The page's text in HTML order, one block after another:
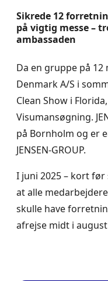
Sikrede 12
på vigtig messe –
ambassaden
Da en gruppe på 12
Denmark A/S i
Clean Show i
Visumansøgning.
på Bornholm og er
JENSEN-GROUP.
I juni 2025 – kort
at alle
skulle have
afrejse midt i